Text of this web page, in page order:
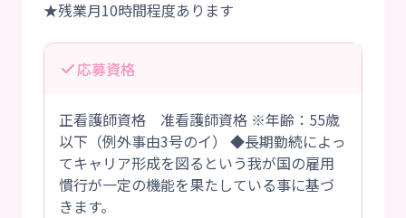
応募資格
正看護師資格 准看護師資格 ※年齢：55歳
以下（例外事由3号のイ） ◆長期勤続によっ
てキャリア形成を図るという我が国の雇用
慣行が一定の機能を果たしている事に基づ
きます。